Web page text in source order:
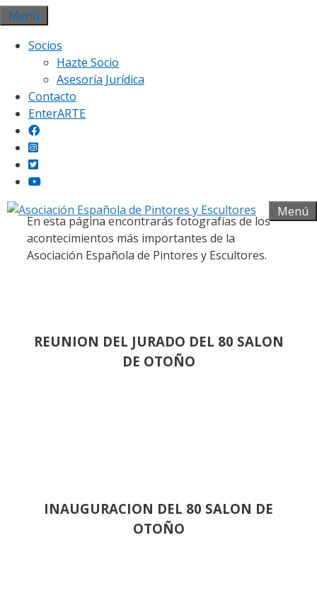
Saltar
al
contenido
Menu
Socios
Hazte Socio
Asesoría Jurídica
Contacto
EnterARTE
Menú
Galería fotográfica
En esta página encontrarás fotografías de los
acontecimientos más importantes de la
Asociación Española de Pintores y Escultores.
REUNION DEL JURADO DEL 80 SALON
DE OTOÑO
INAUGURACION DEL 80 SALON DE
OTOÑO